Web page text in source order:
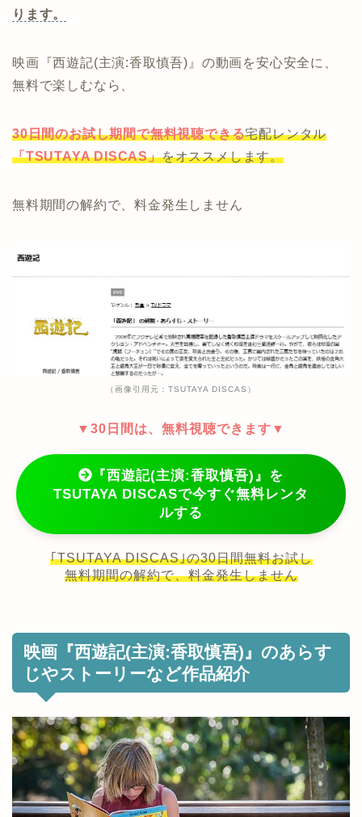
ります。
映画『西遊記(主演:香取慎吾)』の動画を安心安全に、
無料で楽しむなら、
30日間のお試し期間で無料視聴できる宅配レンタル
「TSUTAYA DISCAS」をオススメします。
無料期間の解約で、料金発生しません
（画像引用元：TSUTAYA DISCAS）
▼30日間は、無料視聴できます▼
『西遊記(主演:香取慎吾)』を
TSUTAYA DISCASで今すぐ無料レンタ
ルする
｢TSUTAYA DISCAS｣の30日間無料お試し
無料期間の解約で、料金発生しません
映画『西遊記(主演:香取慎吾)』のあらす
じやストーリーなど作品紹介